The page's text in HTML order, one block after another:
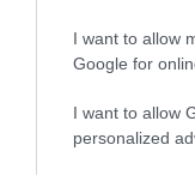
I want to allow
Google for
I want to allow
personalized